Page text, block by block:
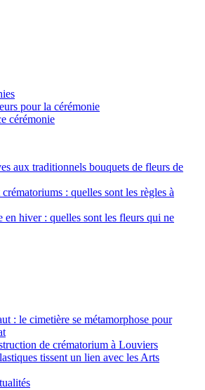
pour la cérémonie
cérémonie
aux traditionnels bouquets de fleurs de
: quelles sont les règles à
en hiver : quelles sont les fleurs qui ne
: le cimetière se métamorphose pour
de crématorium à Louviers
tissent un lien avec les Arts